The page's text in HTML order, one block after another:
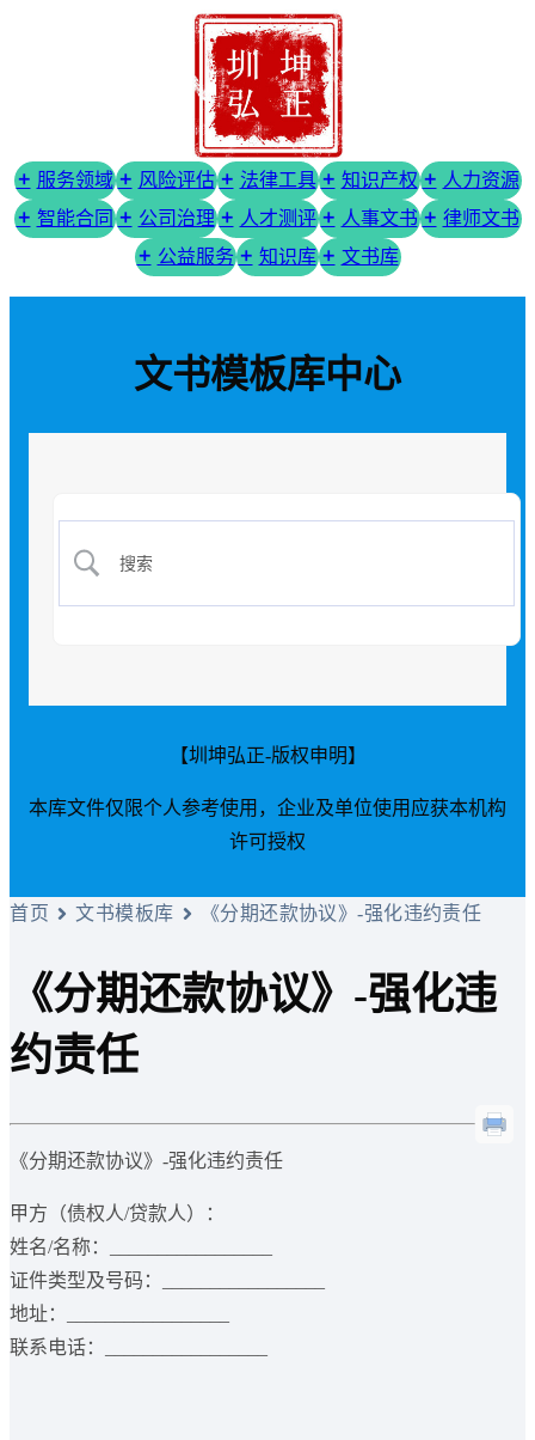
服务领域 风险评估 法律工具 知识产权
人力资源
智能合同
公司治理 人才测评 人事文书
律师文书
公益服务
知识库 文书库
文书模板库中心
【圳坤弘正-版权申明】
本库文件仅限个人参考使用，企业及单位使用应获本机构
许可授权
首页 文书模板库 《分期还款协议》-强化违约责任
《分期还款协议》-强化违
约责任
《分期还款协议》-强化违约责任
甲方（债权人/贷款人）：
姓名/名称：_________________
证件类型及号码：_________________
地址：_________________
联系电话：_________________